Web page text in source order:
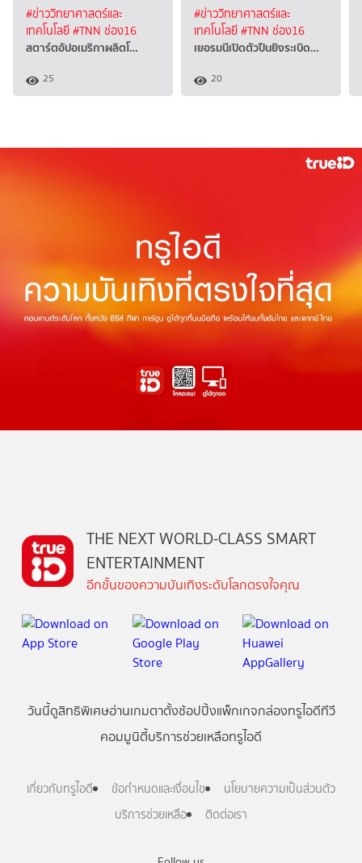
#ข่าววิทยาศาสตร์และ
เทคโนโลยี#TNN ช่อง16
สตาร์ตอัปอเมริกาผลิตโ…
25
#ข่าววิทยาศาสตร์และ
เทคโนโลยี#TNN ช่อง16
เยอรมนีเปิดตัวปืนยิงระเบิด…
20
THE NEXT WORLD-CLASS SMART
ENTERTAINMENT
อีกขั้นของความบันเทิงระดับโลกตรงใจคุณ
วันนี้ดูสิทธิพิเศษอ่านเกมตาตั้งช้อปปิ้งแพ็กเกจกล่องทรูไอดีทีวี
คอมมูนิตี้บริการช่วยเหลือทรูไอดี
เกี่ยวกับทรูไอดี ข้อกำหนดและเงื่อนไข
นโยบายความเป็นส่วนตัว
บริการช่วยเหลือ
ติดต่อเรา